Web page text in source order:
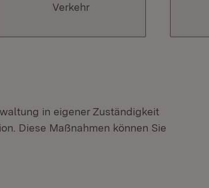
Verkehr
in eigener Zuständigkeit
Diese Maßnahmen können Sie